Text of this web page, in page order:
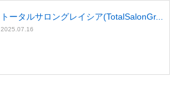
トータルサロングレイシア(TotalSalonGr...
2025.07.16